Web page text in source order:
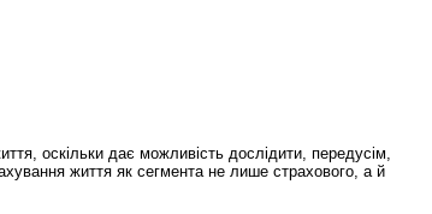
оскільки дає можливість дослідити, передусім,
життя як сегмента не лише страхового, а й